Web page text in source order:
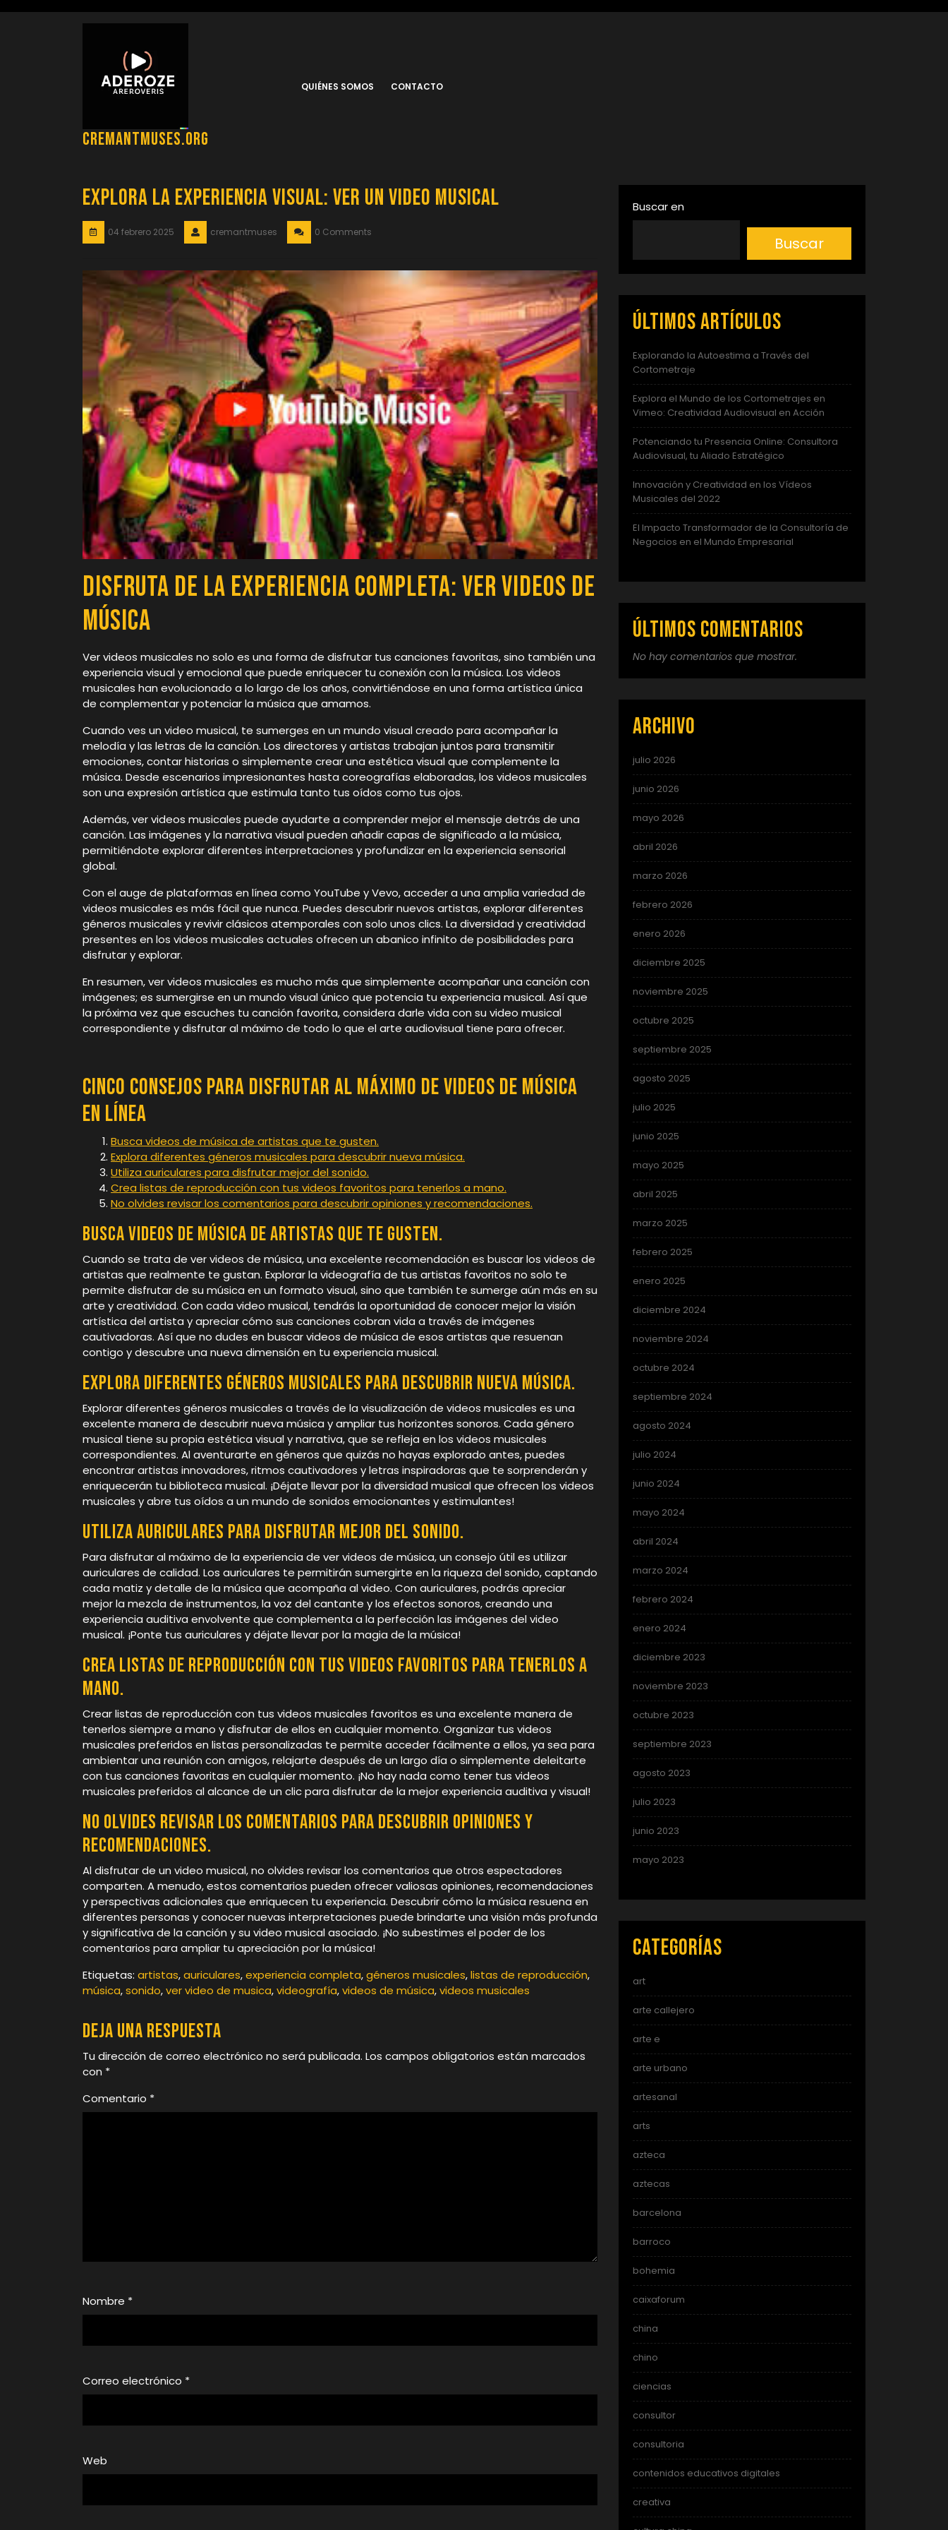
cremantmuses.org
QUIÉNES SOMOS CONTACTO
Explora la Experiencia Visual: Ver un Video Musical
04 febrero 2025 cremantmuses 0 Comments
Disfruta de la Experiencia Completa: Ver Videos de
Música
Ver videos musicales no solo es una forma de disfrutar tus canciones favoritas, sino también una
experiencia visual y emocional que puede enriquecer tu conexión con la música. Los videos
musicales han evolucionado a lo largo de los años, convirtiéndose en una forma artística única
de complementar y potenciar la música que amamos.
Cuando ves un video musical, te sumerges en un mundo visual creado para acompañar la
melodía y las letras de la canción. Los directores y artistas trabajan juntos para transmitir
emociones, contar historias o simplemente crear una estética visual que complemente la
música. Desde escenarios impresionantes hasta coreografías elaboradas, los videos musicales
son una expresión artística que estimula tanto tus oídos como tus ojos.
Además, ver videos musicales puede ayudarte a comprender mejor el mensaje detrás de una
canción. Las imágenes y la narrativa visual pueden añadir capas de significado a la música,
permitiéndote explorar diferentes interpretaciones y profundizar en la experiencia sensorial
global.
Con el auge de plataformas en línea como YouTube y Vevo, acceder a una amplia variedad de
videos musicales es más fácil que nunca. Puedes descubrir nuevos artistas, explorar diferentes
géneros musicales y revivir clásicos atemporales con solo unos clics. La diversidad y creatividad
presentes en los videos musicales actuales ofrecen un abanico infinito de posibilidades para
disfrutar y explorar.
En resumen, ver videos musicales es mucho más que simplemente acompañar una canción con
imágenes; es sumergirse en un mundo visual único que potencia tu experiencia musical. Así que
la próxima vez que escuches tu canción favorita, considera darle vida con su video musical
correspondiente y disfrutar al máximo de todo lo que el arte audiovisual tiene para ofrecer.
Cinco Consejos para Disfrutar al Máximo de Videos de Música
en Línea
Busca videos de música de artistas que te gusten.
Explora diferentes géneros musicales para descubrir nueva música.
Utiliza auriculares para disfrutar mejor del sonido.
Crea listas de reproducción con tus videos favoritos para tenerlos a mano.
No olvides revisar los comentarios para descubrir opiniones y recomendaciones.
Busca videos de música de artistas que te gusten.
Cuando se trata de ver videos de música, una excelente recomendación es buscar los videos de
artistas que realmente te gustan. Explorar la videografía de tus artistas favoritos no solo te
permite disfrutar de su música en un formato visual, sino que también te sumerge aún más en su
arte y creatividad. Con cada video musical, tendrás la oportunidad de conocer mejor la visión
artística del artista y apreciar cómo sus canciones cobran vida a través de imágenes
cautivadoras. Así que no dudes en buscar videos de música de esos artistas que resuenan
contigo y descubre una nueva dimensión en tu experiencia musical.
Explora diferentes géneros musicales para descubrir nueva música.
Explorar diferentes géneros musicales a través de la visualización de videos musicales es una
excelente manera de descubrir nueva música y ampliar tus horizontes sonoros. Cada género
musical tiene su propia estética visual y narrativa, que se refleja en los videos musicales
correspondientes. Al aventurarte en géneros que quizás no hayas explorado antes, puedes
encontrar artistas innovadores, ritmos cautivadores y letras inspiradoras que te sorprenderán y
enriquecerán tu biblioteca musical. ¡Déjate llevar por la diversidad musical que ofrecen los videos
musicales y abre tus oídos a un mundo de sonidos emocionantes y estimulantes!
Utiliza auriculares para disfrutar mejor del sonido.
Para disfrutar al máximo de la experiencia de ver videos de música, un consejo útil es utilizar
auriculares de calidad. Los auriculares te permitirán sumergirte en la riqueza del sonido, captando
cada matiz y detalle de la música que acompaña al video. Con auriculares, podrás apreciar
mejor la mezcla de instrumentos, la voz del cantante y los efectos sonoros, creando una
experiencia auditiva envolvente que complementa a la perfección las imágenes del video
musical. ¡Ponte tus auriculares y déjate llevar por la magia de la música!
Crea listas de reproducción con tus videos favoritos para tenerlos a
mano.
Crear listas de reproducción con tus videos musicales favoritos es una excelente manera de
tenerlos siempre a mano y disfrutar de ellos en cualquier momento. Organizar tus videos
musicales preferidos en listas personalizadas te permite acceder fácilmente a ellos, ya sea para
ambientar una reunión con amigos, relajarte después de un largo día o simplemente deleitarte
con tus canciones favoritas en cualquier momento. ¡No hay nada como tener tus videos
musicales preferidos al alcance de un clic para disfrutar de la mejor experiencia auditiva y visual!
No olvides revisar los comentarios para descubrir opiniones y
recomendaciones.
Al disfrutar de un video musical, no olvides revisar los comentarios que otros espectadores
comparten. A menudo, estos comentarios pueden ofrecer valiosas opiniones, recomendaciones
y perspectivas adicionales que enriquecen tu experiencia. Descubrir cómo la música resuena en
diferentes personas y conocer nuevas interpretaciones puede brindarte una visión más profunda
y significativa de la canción y su video musical asociado. ¡No subestimes el poder de los
comentarios para ampliar tu apreciación por la música!
Etiquetas: artistas,auriculares,experiencia completa,géneros musicales,listas de reproducción,
música,sonido,ver video de musica,videografía,videos de música,videos musicales
Deja una respuesta
Tu dirección de correo electrónico no será publicada. Los campos obligatorios están marcados
con *
Comentario *
Nombre *
Correo electrónico *
Web
Buscar en
Buscar
Últimos artículos
Explorando la Autoestima a Través del
Cortometraje
Explora el Mundo de los Cortometrajes en
Vimeo: Creatividad Audiovisual en Acción
Potenciando tu Presencia Online: Consultora
Audiovisual, tu Aliado Estratégico
Innovación y Creatividad en los Vídeos
Musicales del 2022
El Impacto Transformador de la Consultoría de
Negocios en el Mundo Empresarial
Últimos comentarios
No hay comentarios que mostrar.
Archivo
julio 2026
junio 2026
mayo 2026
abril 2026
marzo 2026
febrero 2026
enero 2026
diciembre 2025
noviembre 2025
octubre 2025
septiembre 2025
agosto 2025
julio 2025
junio 2025
mayo 2025
abril 2025
marzo 2025
febrero 2025
enero 2025
diciembre 2024
noviembre 2024
octubre 2024
septiembre 2024
agosto 2024
julio 2024
junio 2024
mayo 2024
abril 2024
marzo 2024
febrero 2024
enero 2024
diciembre 2023
noviembre 2023
octubre 2023
septiembre 2023
agosto 2023
julio 2023
junio 2023
mayo 2023
Categorías
art
arte callejero
arte e
arte urbano
artesanal
arts
azteca
aztecas
barcelona
barroco
bohemia
caixaforum
china
chino
ciencias
consultor
consultoria
contenidos educativos digitales
creativa